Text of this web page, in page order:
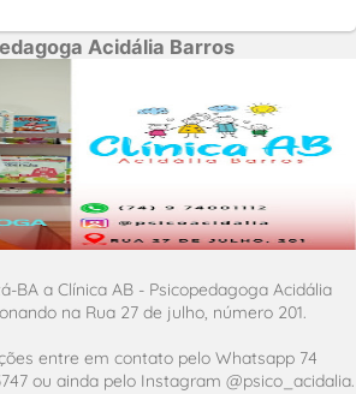
Acidália Barros
BA a Clínica AB - Psicopedagoga Acidália
na Rua 27 de julho, número 201.
entre em contato pelo Whatsapp 74
ou ainda pelo Instagram @psico_acidalia.